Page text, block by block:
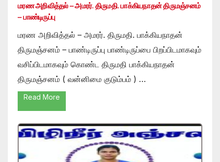
மரண அறிவித்தல் – அமரர். திருமதி. பாக்கியநாதன் திருமஞ்சனம்
– பாண்டிருப்பு
மரண அறிவித்தல் – அமரர். திருமதி. பாக்கியநாதன்
திருமஞ்சனம் – பாண்டிருப்பு பாண்டிருப்பை பிறப்பிடமாகவும்
வசிப்பிடமாகவும் கொண்ட திருமதி பாக்கியநாதன்
திருமஞ்சனம் ( வன்னிமை குடும்பம் ) …
Read More